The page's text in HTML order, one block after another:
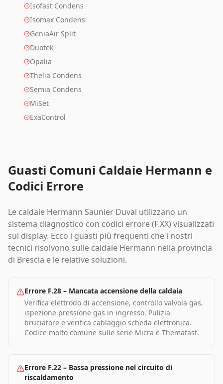
Isofast Condens
Isomax Condens
GeniaAir Split
Duotek
Opalia
Thelia Condens
Semia Condens
MiSet
ExaControl
Guasti Comuni Caldaie Hermann e
Codici Errore
Le caldaie Hermann Saunier Duval utilizzano un
sistema diagnostico con codici errore (F.XX) visualizzati
sul display. Ecco i guasti più frequenti che i nostri
tecnici risolvono sulle caldaie Hermann nella provincia
di Brescia e le relative soluzioni.
Errore F.28 – Mancata accensione della caldaia
Verifica elettrodo di accensione, controllo valvola gas,
ispezione pressione gas in ingresso. Pulizia
bruciatore e verifica cablaggio scheda elettronica.
Codice molto comune sulle serie Micra e Themafast.
Errore F.22 – Bassa pressione nel circuito di
riscaldamento